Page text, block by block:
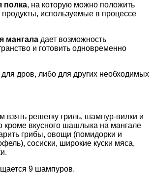
полка, на которую можно положить
используемые в процессе
мангала дает возможность
и готовить одновременно
для дров, либо для других необходимых
взять решетку гриль, шампур-вилки и
кроме вкусного шашлыка на мангале
грибы, овощи (помидорки и
сосиски, широкие куски мяса,
9 шампуров.